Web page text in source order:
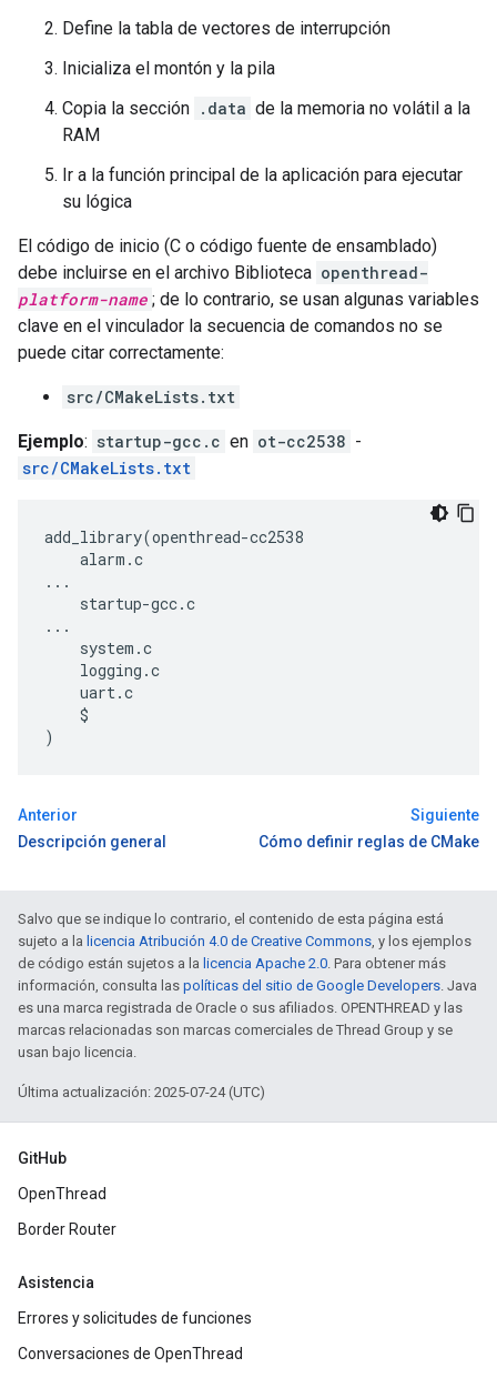
Define la tabla de vectores de interrupción
Inicializa el montón y la pila
Copia la sección .data de la memoria no volátil a la
RAM
Ir a la función principal de la aplicación para ejecutar
su lógica
El código de inicio (C o código fuente de ensamblado)
debe incluirse en el archivo Biblioteca openthread-
platform-name ; de lo contrario, se usan algunas variables
clave en el vinculador la secuencia de comandos no se
puede citar correctamente:
src/CMakeLists.txt
Ejemplo: startup-gcc.c en ot-cc2538 -
src/CMakeLists.txt
add_library(openthread-cc2538
    alarm.c
...
    startup-gcc.c
...
    system.c
    logging.c
    uart.c
    $
Anterior
Descripción general
Siguiente
Cómo definir reglas de CMake
Salvo que se indique lo contrario, el contenido de esta página está
sujeto a la licencia Atribución 4.0 de Creative Commons, y los ejemplos
de código están sujetos a la licencia Apache 2.0. Para obtener más
información, consulta las políticas del sitio de Google Developers. Java
es una marca registrada de Oracle o sus afiliados. OPENTHREAD y las
marcas relacionadas son marcas comerciales de Thread Group y se
usan bajo licencia.
Última actualización: 2025-07-24 (UTC)
GitHub
OpenThread
Border Router
Asistencia
Errores y solicitudes de funciones
Conversaciones de OpenThread